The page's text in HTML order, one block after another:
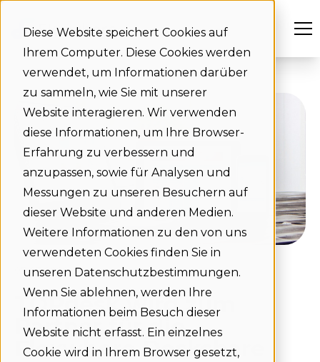
Diese Website speichert Cookies auf
Ihrem Computer. Diese Cookies werden
verwendet, um Informationen darüber
zu sammeln, wie Sie mit unserer
Website interagieren. Wir verwenden
diese Informationen, um Ihre Browser-
Erfahrung zu verbessern und
anzupassen, sowie für Analysen und
Messungen zu unseren Besuchern auf
dieser Website und anderen Medien.
Weitere Informationen zu den von uns
verwendeten Cookies finden Sie in
unseren Datenschutzbestimmungen.
Wenn Sie ablehnen, werden Ihre
Informationen beim Besuch dieser
Website nicht erfasst. Ein einzelnes
Cookie wird in Ihrem Browser gesetzt,
07-07-2020
TOPdesk wird zum
Partner für die
Flexwhere Deskshare